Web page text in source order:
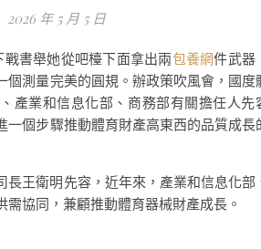
2026 年 5 月 5 日
書舉她從吧檯下面拿出兩包養網件武器
個測量完美的圓規。辦政策吹風會，國度
產業和信息化部、商務部有關擔任人先
一個步驟推動體育財產高東西的品質成長
長王衛明先容，近年來，產業和信息化部
協同，兼顧推動體育器械財產成長。